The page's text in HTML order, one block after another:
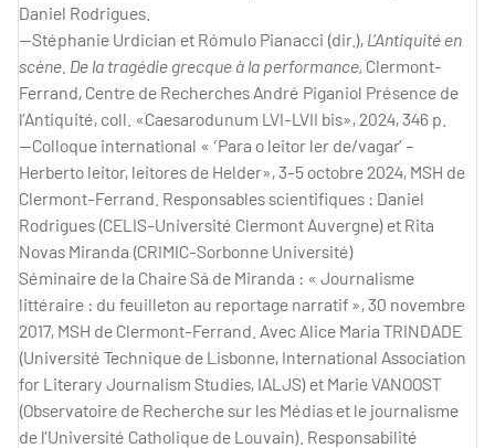
Daniel Rodrigues.
—Stéphanie Urdician et Rómulo Pianacci (dir.), L’Antiquité en
scène. De la tragédie grecque à la performance, Clermont-
Ferrand, Centre de Recherches André Piganiol Présence de
l’Antiquité, coll. «Caesarodunum LVI-LVII bis», 2024, 346 p.
—Colloque international « ‘Para o leitor ler de/vagar’ –
Herberto leitor, leitores de Helder», 3-5 octobre 2024, MSH de
Clermont-Ferrand. Responsables scientifiques : Daniel
Rodrigues (CELIS-Université Clermont Auvergne) et Rita
Novas Miranda (CRIMIC-Sorbonne Université)
Séminaire de la Chaire Sá de Miranda : « Journalisme
littéraire : du feuilleton au reportage narratif », 30 novembre
2017, MSH de Clermont-Ferrand. Avec Alice Maria TRINDADE
(Université Technique de Lisbonne, International Association
for Literary Journalism Studies, IALJS) et Marie VANOOST
(Observatoire de Recherche sur les Médias et le journalisme
de l’Université Catholique de Louvain). Responsabilité